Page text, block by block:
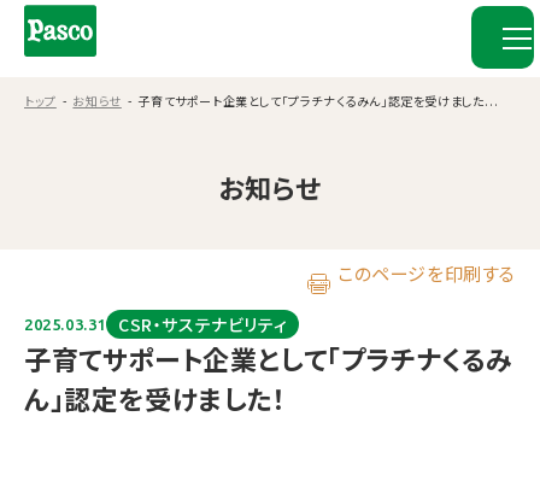
トップ お知らせ 子育てサポート企業として「プラチナくるみん」認定を受けました...
お知らせ
子育てサポート企業として「プラチナくるみ
ん」認定を受けました！
2025.03.31 CSR・サステナビリティ
このページを印刷する